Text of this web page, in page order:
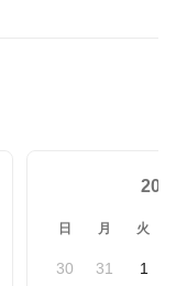
日 月 火
30 31 1